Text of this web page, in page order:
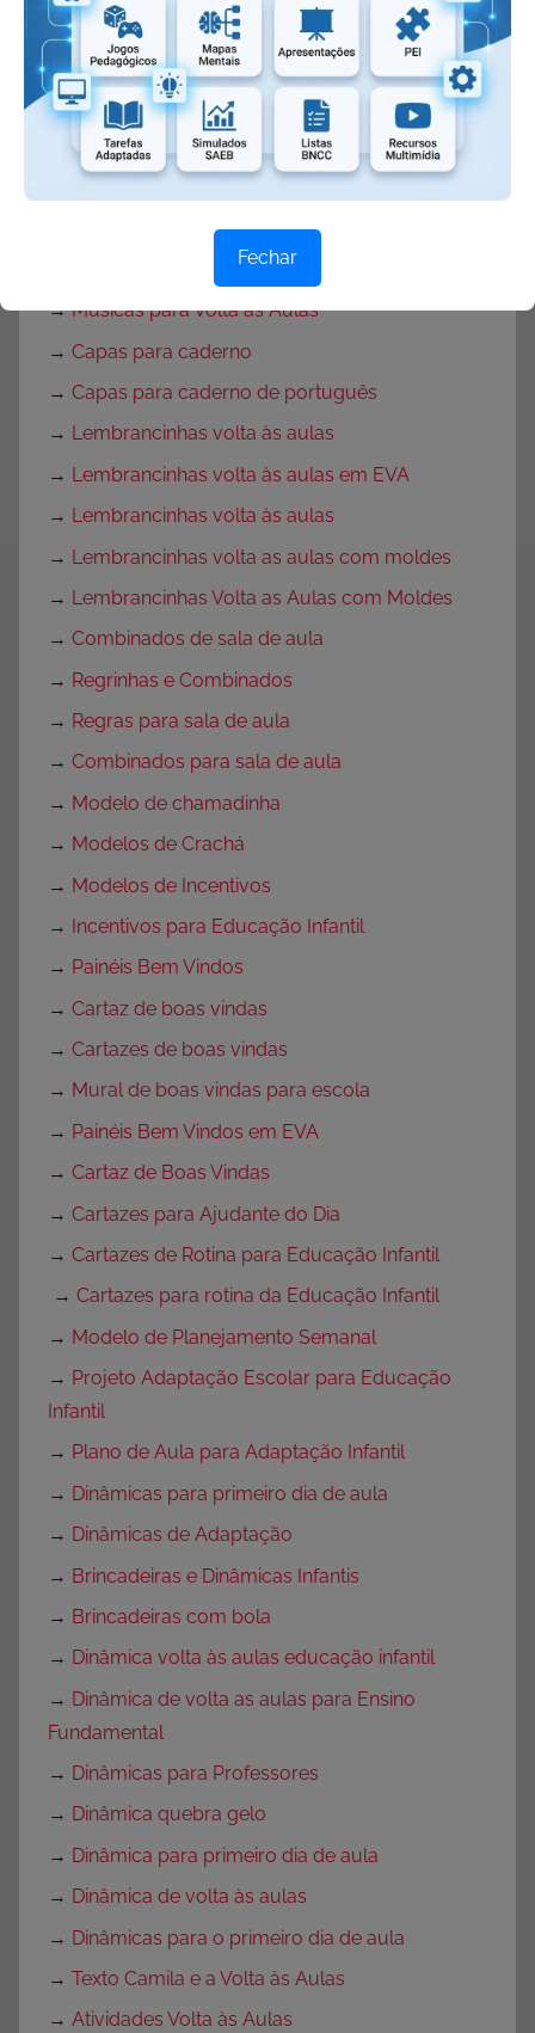
→Texto para o primeiro dia de aula
→Textos de volta às aulas
→Mensagem de volta às aulas
Rotina para primeira semana de aula
Decoração de sala de aula
Decoração para Sala de Aula
→Músicas para Volta às Aulas
→ Capas para caderno
→ Capas para caderno de português
→ Lembrancinhas volta às aulas
→ Lembrancinhas volta às aulas em EVA
→ Lembrancinhas volta às aulas
→ Lembrancinhas volta as aulas com moldes
→ Lembrancinhas Volta as Aulas com Moldes
→ Combinados de sala de aula
→ Regrinhas e Combinados
→ Regras para sala de aula
→ Combinados para sala de aula
→ Modelo de chamadinha
→ Modelos de Crachá
→ Modelos de Incentivos
→ Incentivos para Educação Infantil
→ Painéis Bem Vindos
→ Cartaz de boas vindas
→ Cartazes de boas vindas
→ Mural de boas vindas para escola
→ Painéis Bem Vindos em EVA
→ Cartaz de Boas Vindas
→ Cartazes para Ajudante do Dia
→ Cartazes de Rotina para Educação Infantil
→ Cartazes para rotina da Educação Infantil
→ Modelo de Planejamento Semanal
→ Projeto Adaptação Escolar para Educação
Infantil
→ Plano de Aula para Adaptação Infantil
→ Dinâmicas para primeiro dia de aula
→ Dinâmicas de Adaptação
→ Brincadeiras e Dinâmicas Infantis
→ Brincadeiras com bola
→ Dinâmica volta às aulas educação infantil
→ Dinâmica de volta as aulas para Ensino
Fundamental
→ Dinâmicas para Professores
→ Dinâmica quebra gelo
→ Dinâmica para primeiro dia de aula
→ Dinâmica de volta às aulas
→ Dinâmicas para o primeiro dia de aula
→ Texto Camila e a Volta às Aulas
→ Atividades Volta às Aulas
Fechar